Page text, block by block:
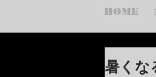
HOME
暑くな